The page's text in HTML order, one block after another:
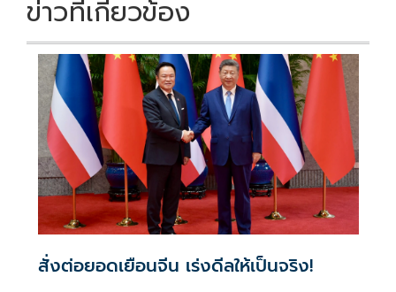
ข่าวที่เกี่ยวข้อง
สั่งต่อยอดเยือนจีน เร่งดีลให้เป็นจริง!